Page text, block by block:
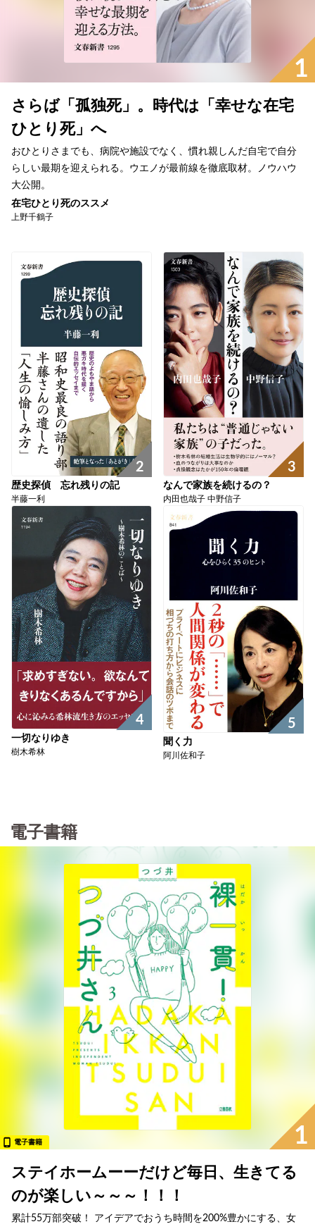
1
さらば「孤独死」。時代は「幸せな在宅
ひとり死」へ
おひとりさまでも、病院や施設でなく、慣れ親しんだ自宅で自分
らしい最期を迎えられる。ウエノが最前線を徹底取材。ノウハウ
大公開。
在宅ひとり死のススメ
上野千鶴子
2
歴史探偵 忘れ残りの記
半藤一利
3
なんで家族を続けるの？
内田也哉子 中野信子
4
一切なりゆき
樹木希林
5
聞く力
阿川佐和子
電子書籍
1
電子書籍
ステイホームーーだけど毎日、生きてる
のが楽しい～～～！！！
累計55万部突破！ アイデアでおうち時間を200%豊かにする、女